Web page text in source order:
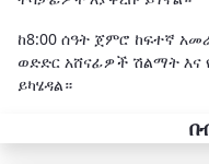
ከ8:00 ሰዓት ጀምሮ ከፍተኛ
ወድድር አሸናፊዎች ሽልማት እና
ይካሄዳል።